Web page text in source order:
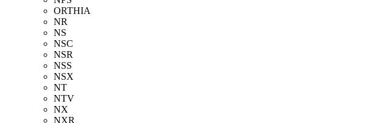
ORTHIA
NR
NS
NSC
NSR
NSS
NSX
NT
NTV
NX
NXR